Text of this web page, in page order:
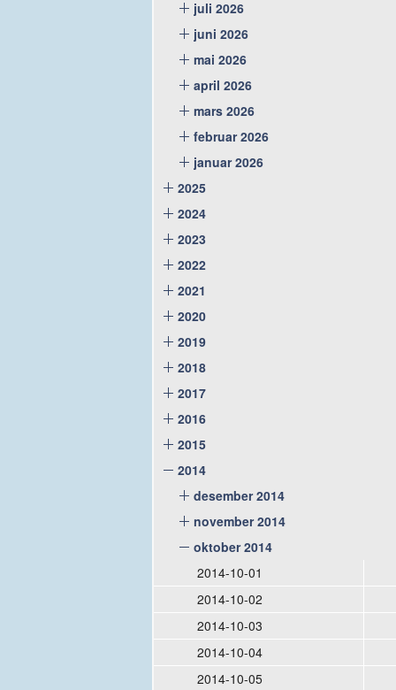
juli 2026
juni 2026
mai 2026
april 2026
mars 2026
februar 2026
januar 2026
2025
2024
2023
2022
2021
2020
2019
2018
2017
2016
2015
2014
desember 2014
november 2014
oktober 2014
2014-10-01
2014-10-02
2014-10-03
2014-10-04
2014-10-05